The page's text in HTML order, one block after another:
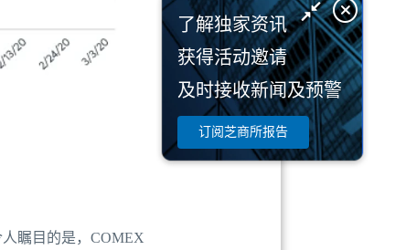
瞩目的是，COMEX
了解独家资讯
获得活动邀请
及时接收新闻及预警
订阅芝商所报告